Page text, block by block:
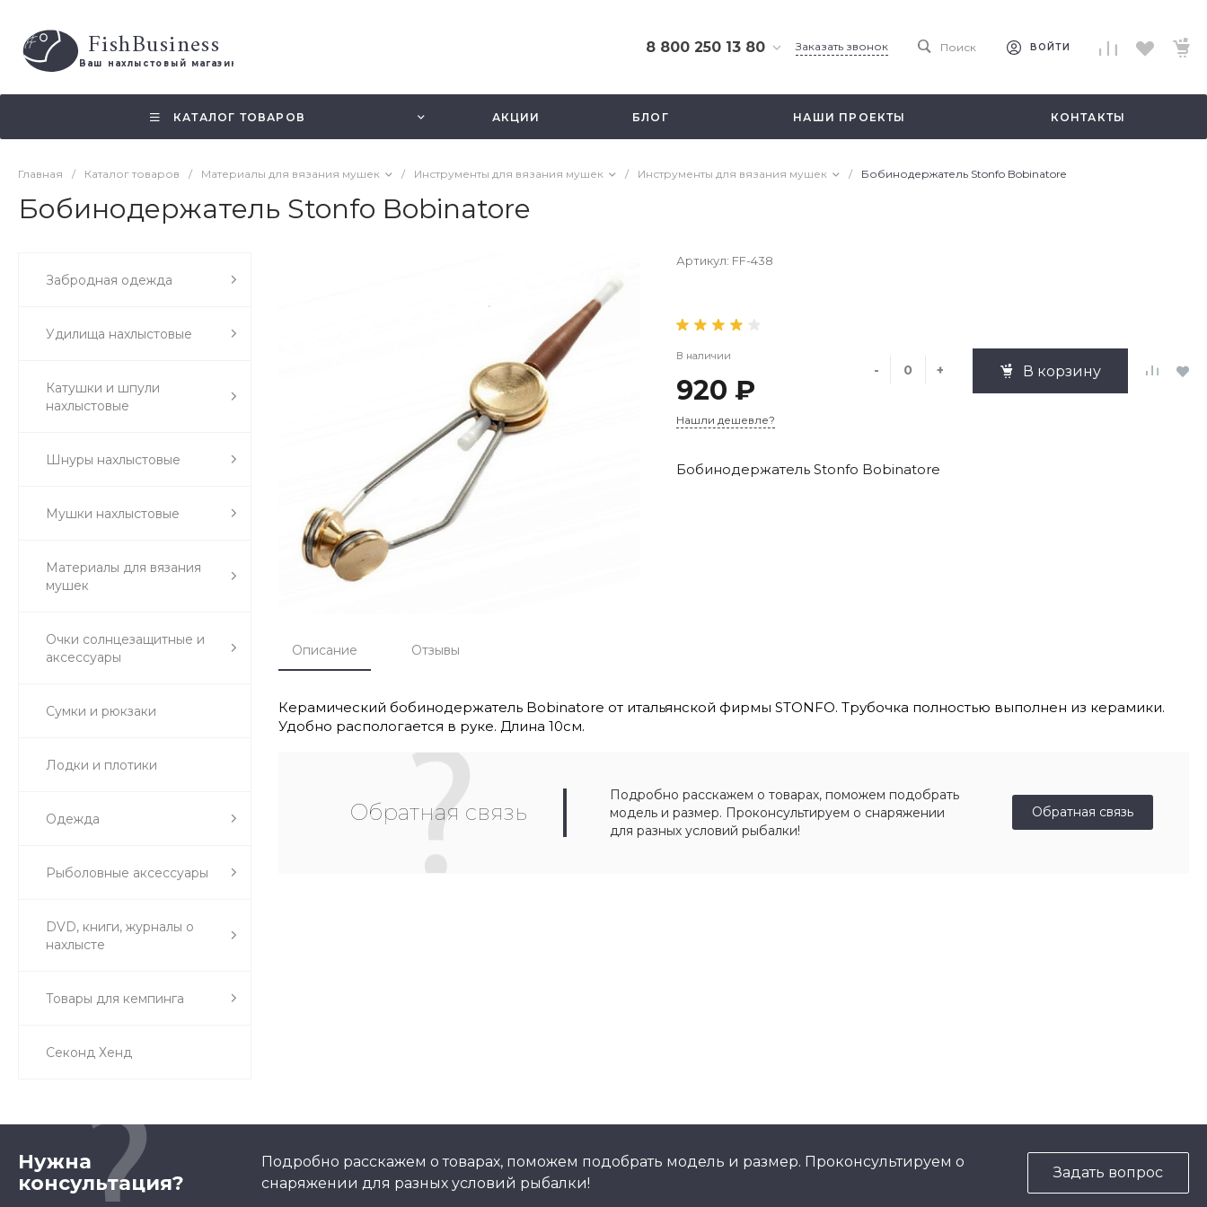
FishBusiness
Ваш нахлыстовый магазин
8 800 250 13 80
ул. Смольная 63б, этаж
2.5
info@fishbusinezz.ru
Заказать звонок Поиск ВОЙТИ
КАТАЛОГ ТОВАРОВ АКЦИИ БЛОГ НАШИ ПРОЕКТЫ КОНТАКТЫ
Главная / Каталог товаров / Материалы для вязания мушек / Инструменты для вязания мушек / Инструменты для вязания мушек / Бобинодержатель Stonfo Bobinatore
Бобинодержатель Stonfo Bobinatore
Забродная одежда
Удилища нахлыстовые
Катушки и шпули
нахлыстовые
Шнуры нахлыстовые
Мушки нахлыстовые
Материалы для вязания
мушек
Очки солнцезащитные и
аксессуары
Сумки и рюкзаки
Лодки и плотики
Одежда
Рыболовные аксессуары
DVD, книги, журналы о
нахлысте
Товары для кемпинга
Секонд Хенд
Артикул: FF-438
В наличии
920 ₽
- + В корзину
Нашли дешевле?
Бобинодержатель Stonfo Bobinatore
Описание Отзывы
Керамический бобинодержатель Bobinatore от итальянской фирмы STONFO. Трубочка полностью выполнен из керамики.
Удобно распологается в руке. Длина 10см.
Обратная связь
Подробно расскажем о товарах, поможем подобрать
модель и размер. Проконсультируем о снаряжении
для разных условий рыбалки!
Обратная связь
Нужна
консультация?
Подробно расскажем о товарах, поможем подобрать модель и размер. Проконсультируем о
снаряжении для разных условий рыбалки!
Задать вопрос